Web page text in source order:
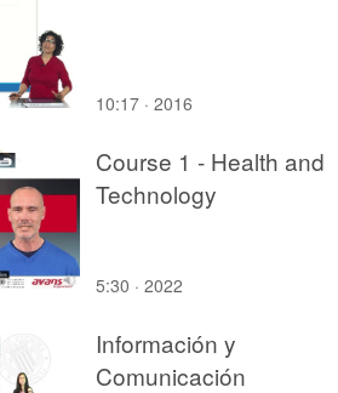
10:17 · 2016
Course 1 - Health and
Technology
5:30 · 2022
Información y
Comunicación